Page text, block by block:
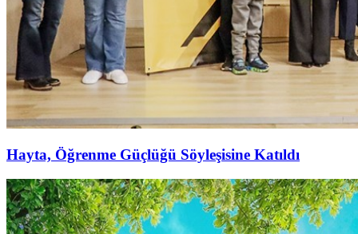
Hayta, Öğrenme Güçlüğü Söyleşisine Katıldı